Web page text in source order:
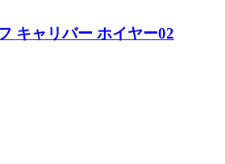
キャリバー ホイヤー02